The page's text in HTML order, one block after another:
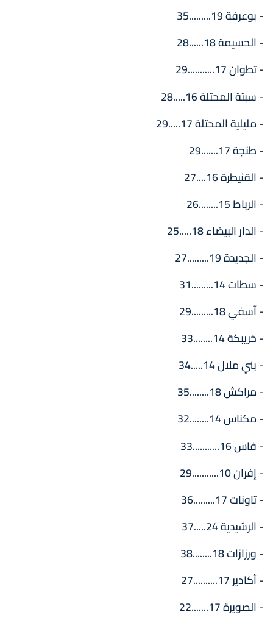
- بوعرفة 19.........35
- الحسيمة 18......28
- تطوان 17...........29
- سبتة المحتلة 16.....28
- مليلية المحتلة 17.....29
- طنجة 17.......29
- القنيطرة 16....27
- الرباط 15........26
- الدار البيضاء 18.....25
- الجديدة 19.........27
- سطات 14.........31
- آسفي 18.........29
- خريبكة 14........33
- بني ملال 14.....34
- مراكش 18........35
- مكناس 14........32
- فاس 16...........33
- إفران 10...........29
- تاونات 17.........36
- الرشيدية 24.....37
- ورزازات 18........38
- أكادير 17..........27
- الصويرة 17.......22